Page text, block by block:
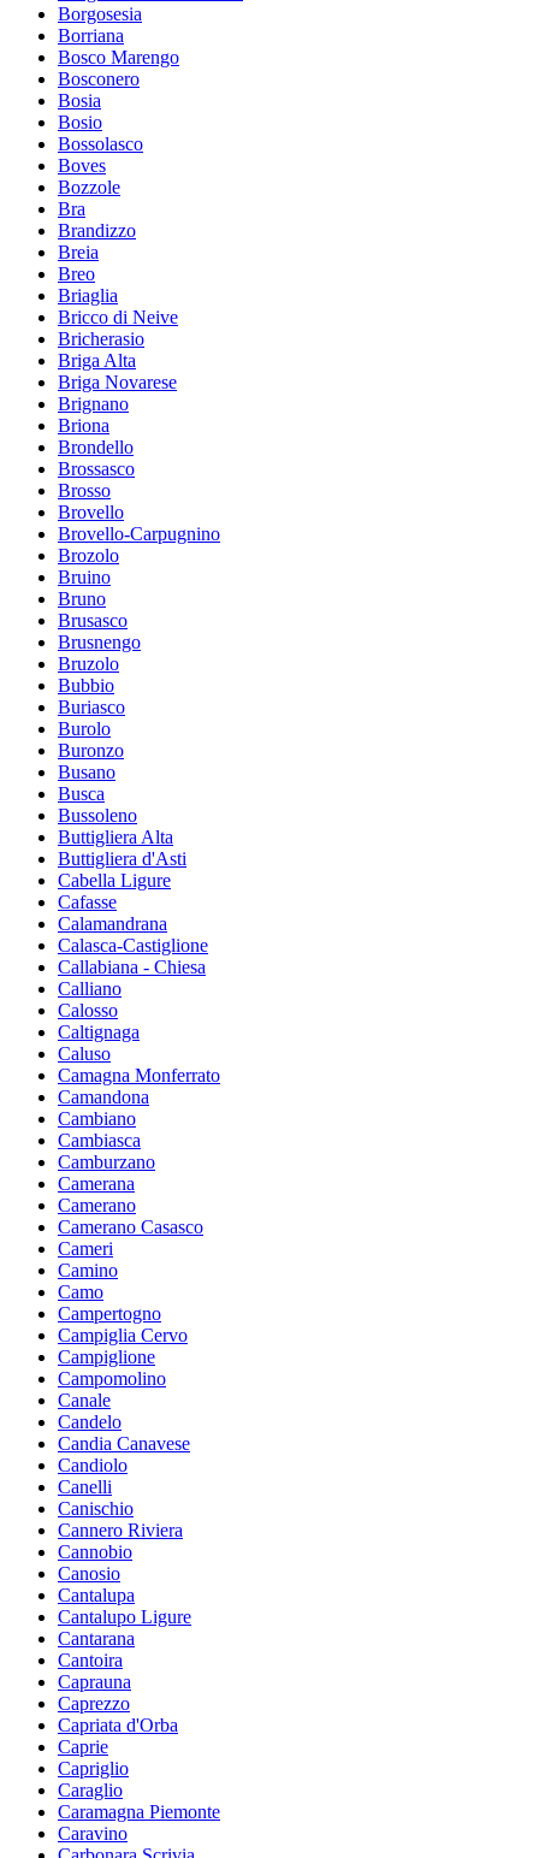
Borgosesia
Borriana
Bosco Marengo
Bosconero
Bosia
Bosio
Bossolasco
Boves
Bozzole
Bra
Brandizzo
Breia
Breo
Briaglia
Bricco di Neive
Bricherasio
Briga Alta
Briga Novarese
Brignano
Briona
Brondello
Brossasco
Brosso
Brovello
Brovello-Carpugnino
Brozolo
Bruino
Bruno
Brusasco
Brusnengo
Bruzolo
Bubbio
Buriasco
Burolo
Buronzo
Busano
Busca
Bussoleno
Buttigliera Alta
Buttigliera d'Asti
Cabella Ligure
Cafasse
Calamandrana
Calasca-Castiglione
Callabiana - Chiesa
Calliano
Calosso
Caltignaga
Caluso
Camagna Monferrato
Camandona
Cambiano
Cambiasca
Camburzano
Camerana
Camerano
Camerano Casasco
Cameri
Camino
Camo
Campertogno
Campiglia Cervo
Campiglione
Campomolino
Canale
Candelo
Candia Canavese
Candiolo
Canelli
Canischio
Cannero Riviera
Cannobio
Canosio
Cantalupa
Cantalupo Ligure
Cantarana
Cantoira
Caprauna
Caprezzo
Capriata d'Orba
Caprie
Capriglio
Caraglio
Caramagna Piemonte
Caravino